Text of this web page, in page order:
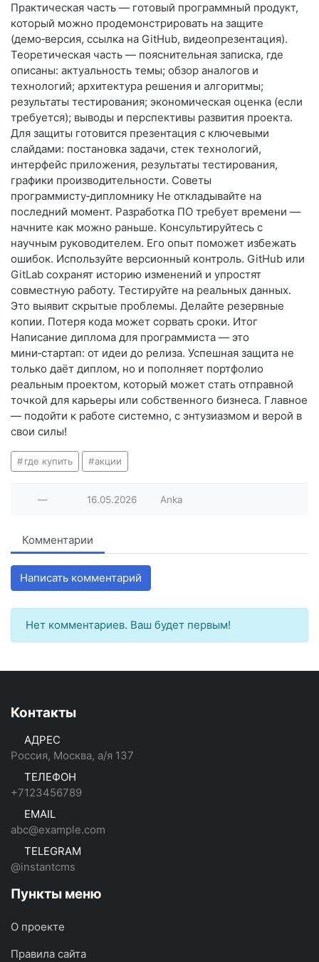
Практическая часть — готовый программный продукт,
который можно продемонстрировать на защите
(демо‑версия, ссылка на GitHub, видеопрезентация).
Теоретическая часть — пояснительная записка, где
описаны: актуальность темы; обзор аналогов и
технологий; архитектура решения и алгоритмы;
результаты тестирования; экономическая оценка (если
требуется); выводы и перспективы развития проекта.
Для защиты готовится презентация с ключевыми
слайдами: постановка задачи, стек технологий,
интерфейс приложения, результаты тестирования,
графики производительности. Советы
программисту‑дипломнику Не откладывайте на
последний момент. Разработка ПО требует времени —
начните как можно раньше. Консультируйтесь с
научным руководителем. Его опыт поможет избежать
ошибок. Используйте версионный контроль. GitHub или
GitLab сохранят историю изменений и упростят
совместную работу. Тестируйте на реальных данных.
Это выявит скрытые проблемы. Делайте резервные
копии. Потеря кода может сорвать сроки. Итог
Написание диплома для программиста — это
мини‑стартап: от идеи до релиза. Успешная защита не
только даёт диплом, но и пополняет портфолио
реальным проектом, который может стать отправной
точкой для карьеры или собственного бизнеса. Главное
— подойти к работе системно, с энтузиазмом и верой в
свои силы!
где купить акции
— 16.05.2026 Anka
Комментарии
Написать комментарий
Нет комментариев. Ваш будет первым!
Контакты
АДРЕС
Россия, Москва, а/я 137
ТЕЛЕФОН
+7123456789
EMAIL
abc@example.com
TELEGRAM
@instantcms
Пункты меню
О проекте
Правила сайта